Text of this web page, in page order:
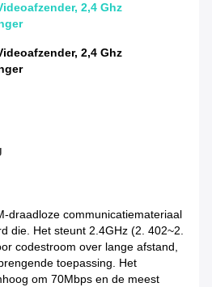
2,4 Ghz
2,4 Ghz
draadloze communicatiemateriaal
die. Het steunt 2.4GHz (2. 402~2.
codestroom over lange afstand,
toepassing. Het
om 70Mbps en de meest